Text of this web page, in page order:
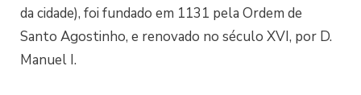
da cidade), foi fundado em 1131 pela Ordem de
Santo Agostinho, e renovado no século XVI, por D.
Manuel I.